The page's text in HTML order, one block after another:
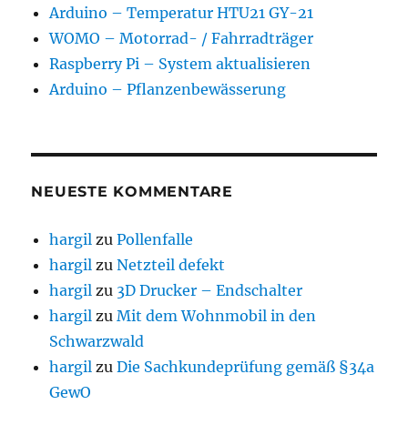
Arduino – Temperatur HTU21 GY-21
WOMO – Motorrad- / Fahrradträger
Raspberry Pi – System aktualisieren
Arduino – Pflanzenbewässerung
NEUESTE KOMMENTARE
hargil zuPollenfalle
hargil zuNetzteil defekt
hargil zu 3D Drucker – Endschalter
hargil zuMit dem Wohnmobil in den
Schwarzwald
hargil zuDie Sachkundeprüfung gemäß §34a
GewO